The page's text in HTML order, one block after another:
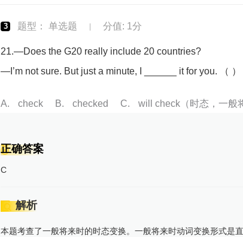
3 题型： 单选题 | 分值: 1分
21.—Does the G20 really include 20 countries?
—I’m not sure. But just a minute, I ______ it for you. （ ）
A check B checked C will check（时态，一般
正确答案
C
解析
本题考查了一般将来时的时态变换。一般将来时动词变换形式是直